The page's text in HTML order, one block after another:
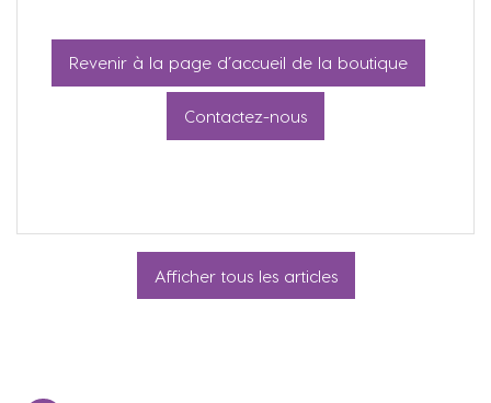
Revenir à la page d’accueil de la boutique
Contactez-nous
Afficher tous les articles